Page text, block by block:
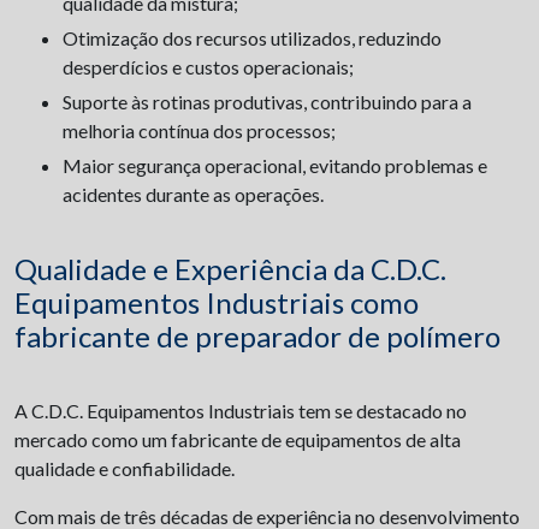
Otimização dos recursos utilizados, reduzindo
desperdícios e custos operacionais;
Suporte às rotinas produtivas, contribuindo para a
melhoria contínua dos processos;
Maior segurança operacional, evitando problemas e
acidentes durante as operações.
Qualidade e Experiência da C.D.C.
Equipamentos Industriais como
fabricante de preparador de polímero
A C.D.C. Equipamentos Industriais tem se destacado no
mercado como um fabricante de equipamentos de alta
qualidade e confiabilidade.
Com mais de três décadas de experiência no desenvolvimento